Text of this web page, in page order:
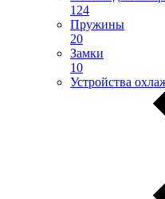
124
Пружины
20
Замки
10
Устройства